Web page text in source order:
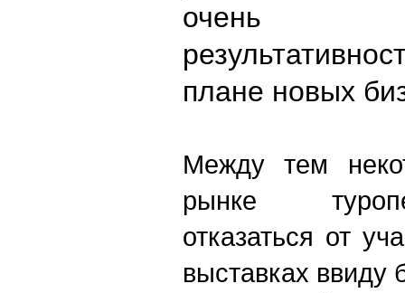
очень
плане новых
Между тем
рынке
отказаться от
выставках ввиду